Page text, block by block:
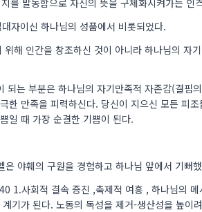
를 발동함으로 자신의 뜻을 구체화시켜가는 인
자이신 하나님의 성품에서 비롯되었다.
해 인간을 창조하신 것이 아니라 하나님의 자
되는 부분은 하나님의 자기만족적 자존감(결핍
한 만족을 피력하신다. 당신이 지으신 모든 피
일 때 가장 순결한 기쁨이 된다.
야훼의 구원을 경험하고 하나님 앞에서 기뻐
1.사회적 결속 증진 ,축제적 여흥 , 하나님의
기가 된다. 노동의 독성을 제거-생산성을 높이